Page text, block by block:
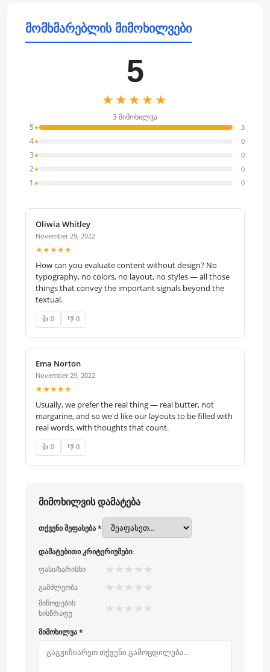
მომხმარებლის მიმოხილვები
5
★★★★★
3 მიმოხილვა
5★ 3
4★ 0
3★ 0
2★ 0
1 ★ 0
Oliwia Whitley
November 29, 2022
★★★★★
How can you evaluate content without design? No
typography, no colors, no layout, no styles — all those
things that convey the important signals beyond the
textual.
👍 0 👎 0
Ema Norton
November 29, 2022
★★★★★
Usually, we prefer the real thing — real butter, not
margarine, and so we'd like our layouts to be filled with
real words, with thoughts that count.
👍 0 👎 0
მიმოხილვის დამატება
თქვენი შეფასება *
დამატებითი კრიტერიუმები:
ფასი/ხარისხი
★ ★ ★ ★ ★
გამძლეობა ★ ★ ★ ★ ★
მიწოდების
სისწრაფე
★ ★ ★ ★ ★
მიმოხილვა *